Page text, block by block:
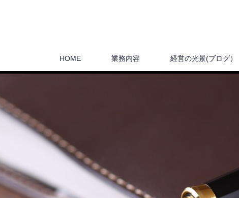
HOME 業務内容 経営の光景(ブログ）